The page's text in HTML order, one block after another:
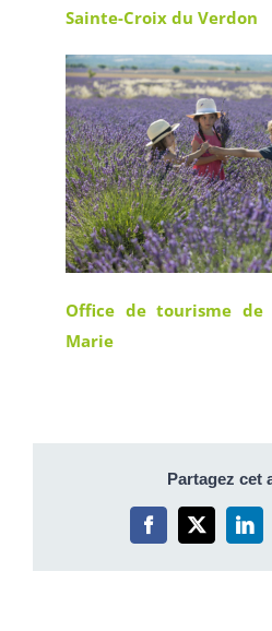
Sainte-Croix du Verdon
Office de tourisme de
Marie
Partagez cet
Facebook
X